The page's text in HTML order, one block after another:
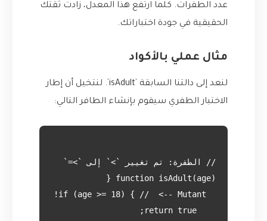
عدد الطفرات. كلما ارتفع هذا المعدل، زادت ثقتك
الحقيقية في جودة اختباراتك.
مثال عملي بالأكواد
لنعد إلى دالتنا السابقة `isAdult`. لنتخيل أن إطار
الاختبار الطفري سيقوم بإنشاء الطافر التالي: